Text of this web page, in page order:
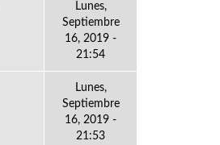
Lunes,
Septiembre
16, 2019 -
21:54
Lunes,
Septiembre
16, 2019 -
21:53